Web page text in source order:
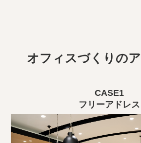
オフィスづくりの
CASE1
フリーアドレス